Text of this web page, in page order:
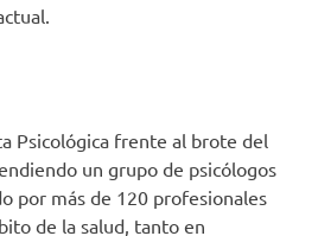
Psicológica frente al brote del
un grupo de psicólogos
por más de 120 profesionales
de la salud, tanto en